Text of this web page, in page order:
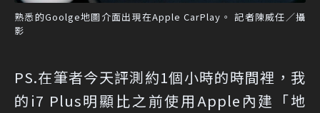
熟悉的Goolge地圖介面出現在Apple CarPlay。 記者陳威任／攝
影
PS.在筆者今天評測約1個小時的時間裡，我
的i7 Plus明顯比之前使用Apple內建「地